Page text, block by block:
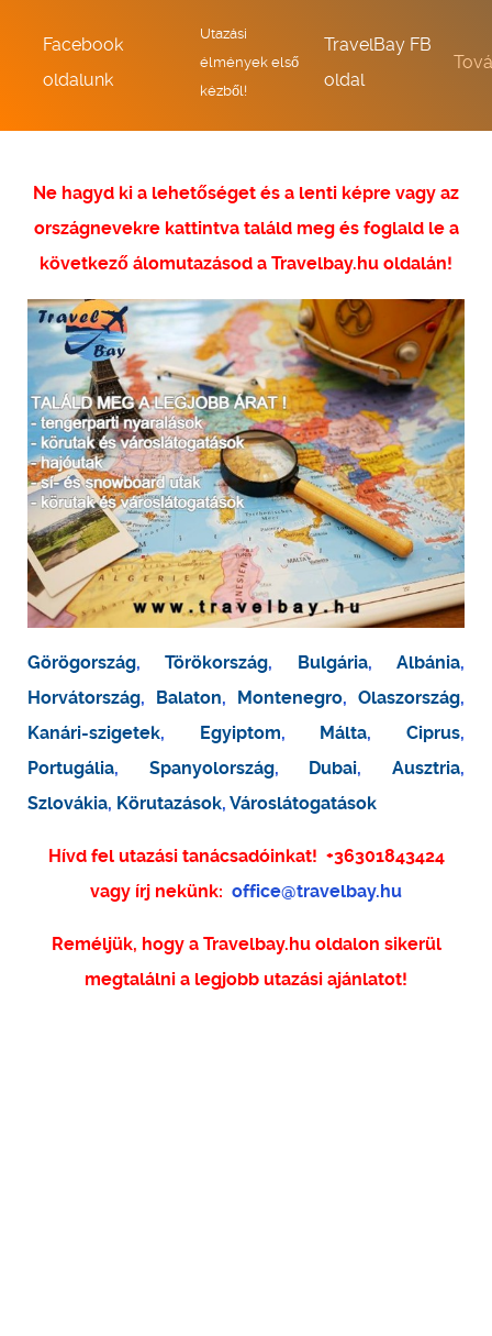
Facebook
oldalunk
Utazási
élmények első
kézből!
TravelBay FB
oldal
Ne hagyd ki a lehetőséget és a lenti képre vagy az
országnevekre kattintva találd meg és foglald le a
következő álomutazásod a Travelbay.hu oldalán!
Görögország,Törökország, Bulgária,Albánia,
Horvátország, Balaton, Montenegro, Olaszország,
Kanári-szigetek, Egyiptom, Málta,Ciprus,
Portugália, Spanyolország, Dubai,Ausztria,
Szlovákia, Körutazások, Városlátogatások
Hívd fel utazási tanácsadóinkat! +36301843424
vagy írj nekünk: office@travelbay.hu
Reméljük, hogy a Travelbay.hu oldalon sikerül
megtalálni a legjobb utazási ajánlatot!